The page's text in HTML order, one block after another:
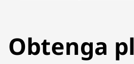
Obtenga